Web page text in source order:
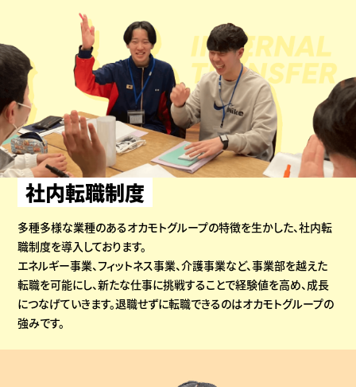
社内転職制度
多種多様な業種のあるオカモトグループの特徴を生かした、社内転
職制度を導入しております。
エネルギー事業、フィットネス事業、介護事業など、事業部を越えた
転職を可能にし、新たな仕事に挑戦することで経験値を高め、成長
につなげていきます。退職せずに転職できるのはオカモトグループの
強みです。